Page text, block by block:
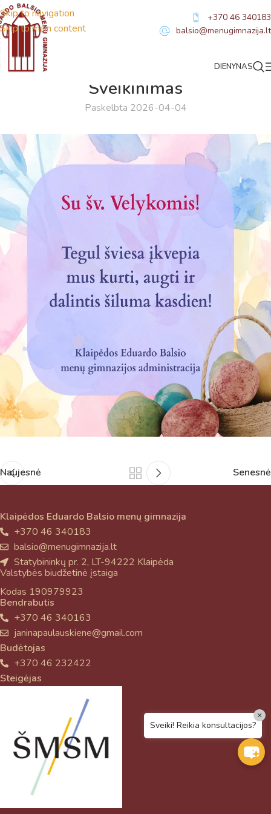
Skip to navigation
Skip to main content
+370 46 340183
balsio@menugimnazija.lt
DIENYNAS
Sveikinimas
Paskelbta 2026-04-04
Naujesnė Senesnė
Klaipėdos Eduardo Balsio menų gimnazija
+370 46 340183
balsio@menugimnazija.lt
Statybininkų pr. 2, LT-94222 Klaipėda
Valstybės biudžetinė įstaiga
Kodas 190979923
Bendrabutis
+370 46 340163
janinapaulauskiene@gmail.com
Budėtojas
+370 46 232422
Steigėjas
Virtualus asistentas
Sveiki! Taip, aš esu virtualus. Tačiau dirbtinis intelektas
suteikia man galimybę ne tik analizuoti Jūsų klausimą, bet
dar tobulai atsimenu visą šioje svetainėje pateiktą
informaciją. Jei visgi man pritrūks išmanumo - pateiksiu
Jums reikiamus kontaktus, kur galėsite pasiklausti
atsakingo specialisto.
Taigi... kuo galėčiau Jums padėti?
Sveiki! Reikia konsultacijos?
×